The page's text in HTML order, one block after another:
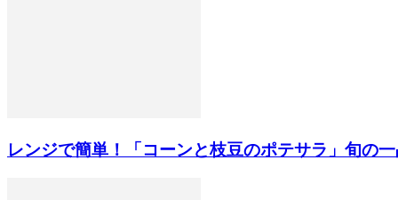
レンジで簡単！「コーンと枝豆のポテサラ」旬の